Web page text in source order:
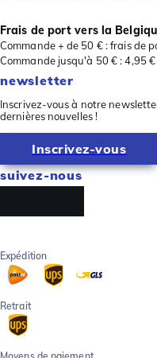
Frais de port vers la
Commande + de 50 € : frais de
Commande jusqu'à 50 € : 4,95 €
newsletter
Inscrivez-vous à notre
dernières nouvelles !
Inscrivez-vous
suivez-nous
Expédition
Retrait